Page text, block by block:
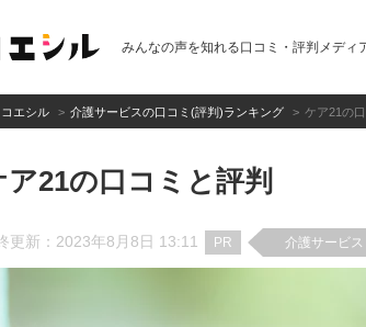
みんなの声を知れる口コミ・評判メディ
コエシル 介護サービスの口コミ(評判)ランキング ケア21の
ア21の口コミと評判
更新：2023年8月8日 13:11 PR 介護サービス